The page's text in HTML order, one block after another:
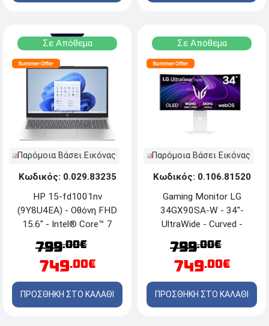
Σε Απόθεμα
Παρόμοια Βάσει Εικόνας
Κωδικός: 0.029.83235
HP 15-fd1001nv
(9Y8U4EA) - Οθόνη FHD
15.6'' - Intel® Core™ 7
150U - 16GB RAM -
512GB M.2 SSD -
Windows 11 Home
799.00€
749.00€
ΠΡΟΣΘΗΚΗ ΣΤΟ ΚΑΛΑΘΙ
Σε Απόθεμα
Παρόμοια Βάσει Εικόνας
Κωδικός: 0.106.81520
Gaming Monitor LG
34GX90SA-W - 34"-
UltraWide - Curved -
WQHD - OLED - HDR10 -
WebOS - 240Hz/0.03ms -
HDMI/DP
799.00€
749.00€
ΠΡΟΣΘΗΚΗ ΣΤΟ ΚΑΛΑΘΙ